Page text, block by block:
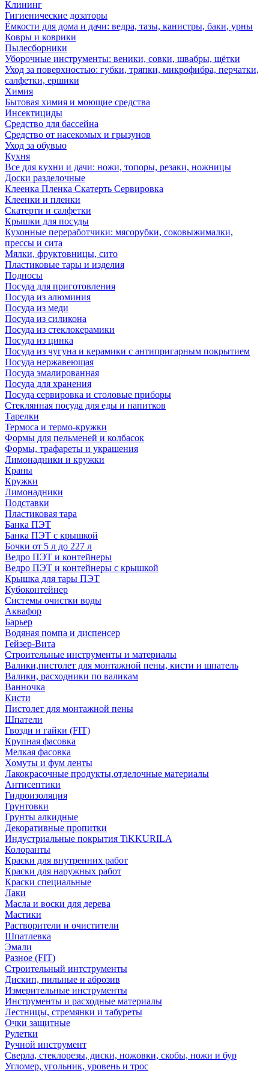
Клининг
Гигиенические дозаторы
Ёмкости для дома и дачи: ведра, тазы, канистры, баки, урны
Ковры и коврики
Пылесборники
Уборочные инструменты: веники, совки, швабры, щётки
Уход за поверхностью: губки, тряпки, микрофибра, перчатки,
салфетки, ершики
Химия
Бытовая химия и моющие средства
Инсектициды
Средство для бассейна
Средство от насекомых и грызунов
Уход за обувью
Кухня
Все для кухни и дачи: ножи, топоры, резаки, ножницы
Доски разделочные
Клеенка Пленка Скатерть Сервировка
Клеенки и пленки
Скатерти и салфетки
Крышки для посуды
Кухонные переработчики: мясорубки, соковыжималки,
прессы и сита
Мялки, фруктовницы, сито
Пластиковые тары и изделия
Подносы
Посуда для приготовления
Посуда из алюминия
Посуда из меди
Посуда из силикона
Посуда из стеклокерамики
Посуда из цинка
Посуда из чугуна и керамики с антипригарным покрытием
Посуда нержавеющая
Посуда эмалированная
Посуда для хранения
Посуда сервировка и столовые приборы
Стеклянная посуда для еды и напитков
Тарелки
Термоса и термо-кружки
Формы для пельменей и колбасок
Формы, трафареты и украшения
Лимонадники и кружки
Краны
Кружки
Лимонадники
Подставки
Пластиковая тара
Банка ПЭТ
Банка ПЭТ с крышкой
Бочки от 5 л до 227 л
Ведро ПЭТ и контейнеры
Ведро ПЭТ и контейнеры с крышкой
Крышка для тары ПЭТ
Кубоконтейнер
Системы очистки воды
Аквафор
Барьер
Водяная помпа и диспенсер
Гейзер-Вита
Строительные инструменты и материалы
Валики,пистолет для монтажной пены, кисти и шпатель
Валики, расходники по валикам
Ванночка
Кисти
Пистолет для монтажной пены
Шпатели
Гвозди и гайки (FIT)
Крупная фасовка
Мелкая фасовка
Хомуты и фум ленты
Лакокрасочные продукты,отделочные материалы
Антисептики
Гидроизоляция
Грунтовки
Грунты алкидные
Декоративные пропитки
Индустриальные покрытия TiKKURILA
Колоранты
Краски для внутренних работ
Краски для наружных работ
Краски специальные
Лаки
Масла и воски для дерева
Мастики
Растворители и очистители
Шпатлевка
Эмали
Разное (FIT)
Строительный интструменты
Дискип, пильные и аброзив
Измерительные инструменты
Инструменты и расходные материалы
Лестницы, стремянки и табуреты
Очки защитные
Рулетки
Ручной инструмент
Сверла, стеклорезы, диски, ножовки, скобы, ножи и бур
Угломер, угольник, уровень и трос